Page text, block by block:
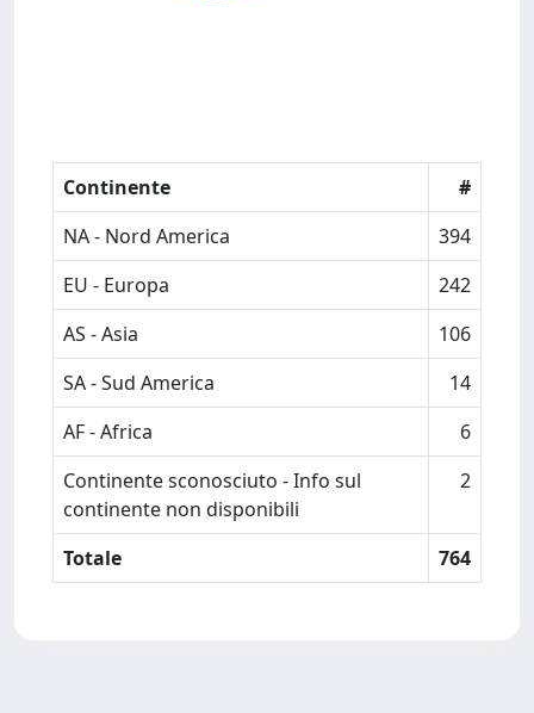
Continente
#
NA - Nord America
394
EU - Europa
242
AS - Asia
106
SA - Sud America
14
AF - Africa
6
Continente sconosciuto - Info sul
continente non disponibili
2
Totale 764